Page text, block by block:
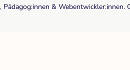
Pädagog:innen &